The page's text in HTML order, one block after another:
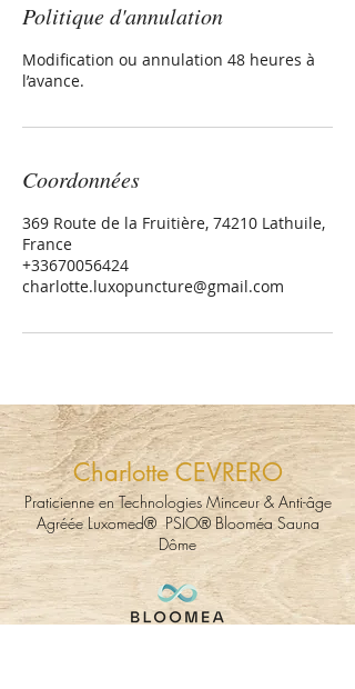
Politique d'annulation
Modification ou annulation 48 heures à
l’avance.
Coordonnées
369 Route de la Fruitière, 74210 Lathuile,
France
+33670056424
charlotte.luxopuncture@gmail.com
Charlotte CEVRERO
Praticienne en Technologies Minceur & Anti-âge
Agréée Luxomed® PSIO® Blooméa Sauna
Dôme